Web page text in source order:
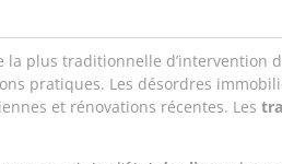
plus traditionnelle d’intervention
pratiques. Les désordres
et rénovations récentes. Les